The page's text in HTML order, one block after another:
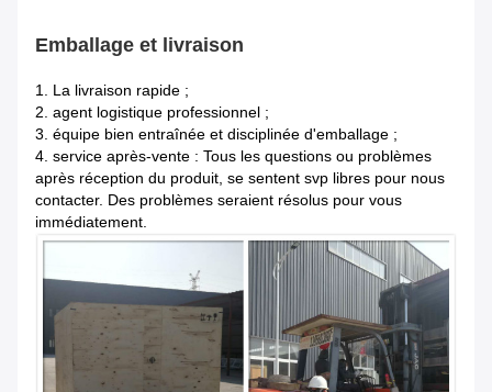
Emballage et livraison
1. La livraison rapide ;
2. agent logistique professionnel ;
3. équipe bien entraînée et disciplinée d'emballage ;
4. service après-vente : Tous les questions ou problèmes
après réception du produit, se sentent svp libres pour nous
contacter. Des problèmes seraient résolus pour vous
immédiatement.